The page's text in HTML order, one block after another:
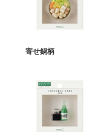
寄せ鍋柄